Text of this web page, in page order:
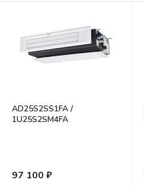
AD25S2SS1FA /
1U25S2SM4FA
97 100 ₽